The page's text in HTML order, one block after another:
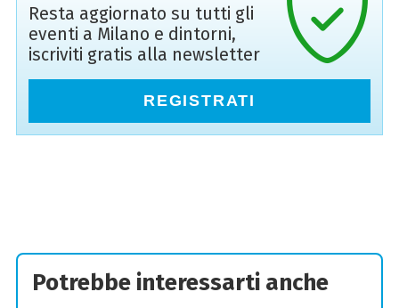
Resta aggiornato su tutti gli
eventi a Milano e dintorni,
iscriviti gratis alla newsletter
REGISTRATI
Potrebbe interessarti anche